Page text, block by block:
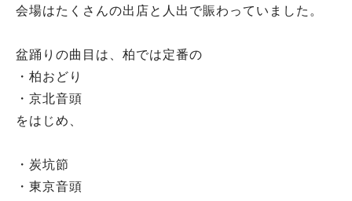
会場はたくさんの出店と人出で賑わっていました。
盆踊りの曲目は、柏では定番の
・柏おどり
・京北音頭
をはじめ、
・炭坑節
・東京音頭